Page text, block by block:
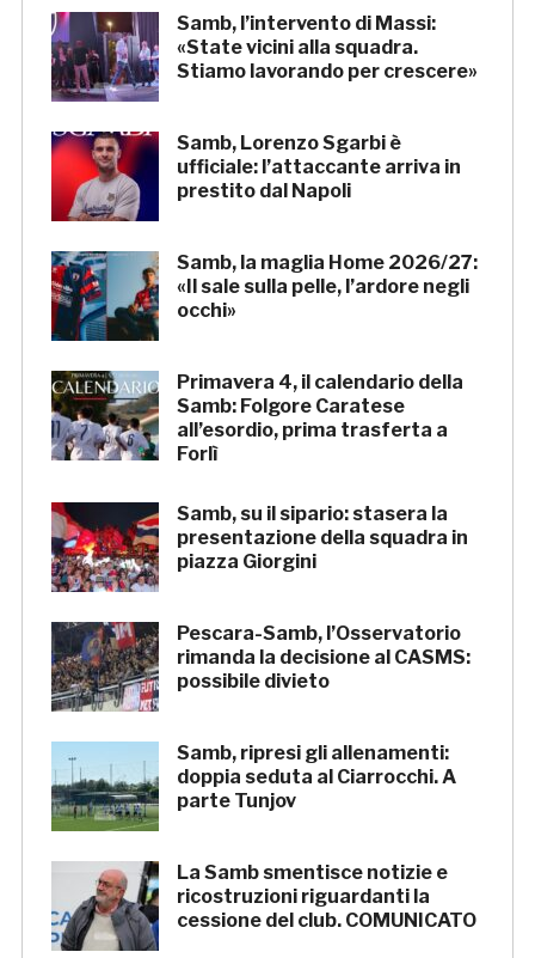
Samb, l’intervento di Massi:
«State vicini alla squadra.
Stiamo lavorando per crescere»
Samb, Lorenzo Sgarbi è
ufficiale: l’attaccante arriva in
prestito dal Napoli
Samb, la maglia Home 2026/27:
«Il sale sulla pelle, l’ardore negli
occhi»
Primavera 4, il calendario della
Samb: Folgore Caratese
all’esordio, prima trasferta a
Forlì
Samb, su il sipario: stasera la
presentazione della squadra in
piazza Giorgini
Pescara-Samb, l’Osservatorio
rimanda la decisione al CASMS:
possibile divieto
Samb, ripresi gli allenamenti:
doppia seduta al Ciarrocchi. A
parte Tunjov
La Samb smentisce notizie e
ricostruzioni riguardanti la
cessione del club. COMUNICATO